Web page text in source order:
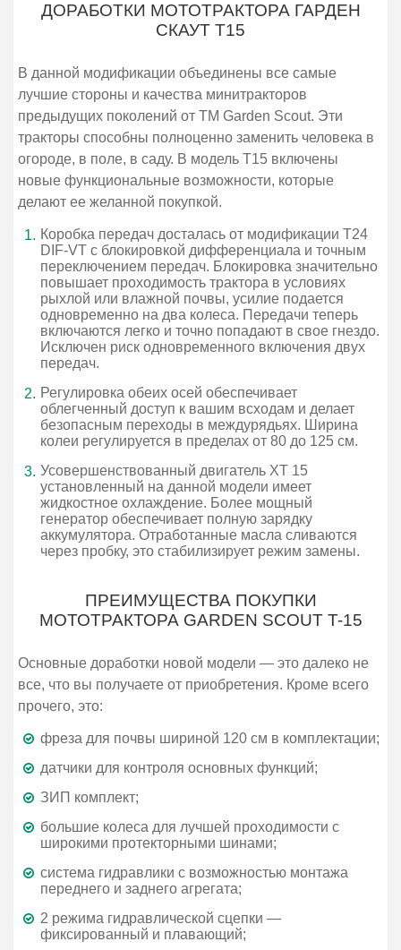
ДОРАБОТКИ МОТОТРАКТОРА ГАРДЕН
СКАУТ T15
В данной модификации объединены все самые
лучшие стороны и качества минитракторов
предыдущих поколений от ТМ Garden Scout. Эти
тракторы способны полноценно заменить человека в
огороде, в поле, в саду. В модель Т15 включены
новые функциональные возможности, которые
делают ее желанной покупкой.
Коробка передач досталась от модификации T24
DIF-VT с блокировкой дифференциала и точным
переключением передач. Блокировка значительно
повышает проходимость трактора в условиях
рыхлой или влажной почвы, усилие подается
одновременно на два колеса. Передачи теперь
включаются легко и точно попадают в свое гнездо.
Исключен риск одновременного включения двух
передач.
Регулировка обеих осей обеспечивает
облегченный доступ к вашим всходам и делает
безопасным переходы в междурядьях. Ширина
колеи регулируется в пределах от 80 до 125 см.
Усовершенствованный двигатель ХТ 15
установленный на данной модели имеет
жидкостное охлаждение. Более мощный
генератор обеспечивает полную зарядку
аккумулятора. Отработанные масла сливаются
через пробку, это стабилизирует режим замены.
ПРЕИМУЩЕСТВА ПОКУПКИ
МОТОТРАКТОРА GARDEN SCOUT T-15
Основные доработки новой модели — это далеко не
все, что вы получаете от приобретения. Кроме всего
прочего, это:
фреза для почвы шириной 120 см в комплектации;
датчики для контроля основных функций;
ЗИП комплект;
большие колеса для лучшей проходимости с
широкими протекторными шинами;
система гидравлики с возможностью монтажа
переднего и заднего агрегата;
2 режима гидравлической сцепки —
фиксированный и плавающий;